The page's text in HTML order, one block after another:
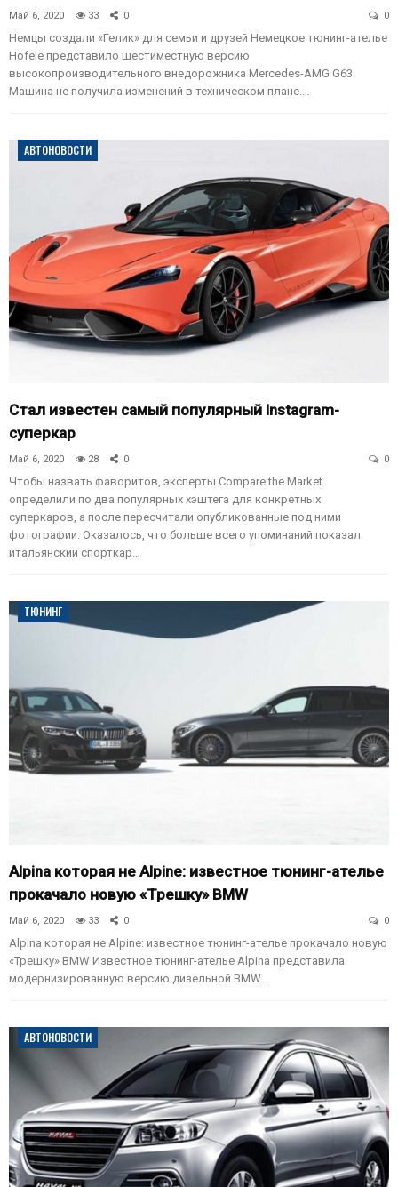
Май 6, 2020 33 0 0
Немцы создали «Гелик» для семьи и друзей Немецкое тюнинг-ателье
Hofele представило шестиместную версию
высокопроизводительного внедорожника Mercedes-AMG G63.
Машина не получила изменений в техническом плане.…
АВТОНОВОСТИ
Стал известен самый популярный Instagram-
суперкар
Май 6, 2020 28 0 0
Чтобы назвать фаворитов, эксперты Compare the Market
определили по два популярных хэштега для конкретных
суперкаров, а после пересчитали опубликованные под ними
фотографии. Оказалось, что больше всего упоминаний показал
итальянский спорткар…
ТЮНИНГ
Alpina которая не Alpine: известное тюнинг-ателье
прокачало новую «Трешку» BMW
Май 6, 2020 33 0 0
Alpina которая не Alpine: известное тюнинг-ателье прокачало новую
«Трешку» BMW Известное тюнинг-ателье Alpina представила
модернизированную версию дизельной BMW…
АВТОНОВОСТИ